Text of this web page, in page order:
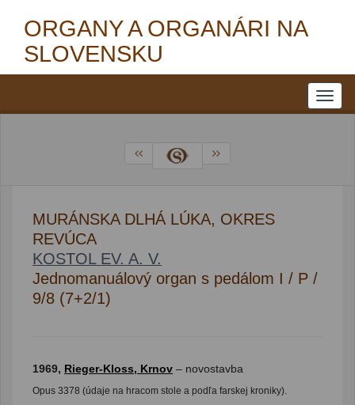
ORGANY A ORGANÁRI NA
SLOVENSKU
MURÁNSKA DLHÁ LÚKA, OKRES
REVÚCA
KOSTOL EV. A. V.
Jednomanuálový organ s pedálom I / P /
9/8 (7+2/1)
1969, Rieger-Kloss, Krnov – novostavba
Opus 3378 (údaje na hracom stole a podľa farskej kroniky).